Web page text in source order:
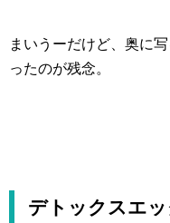
まいうーだけど、奥に
ったのが残念。
デトックスエ